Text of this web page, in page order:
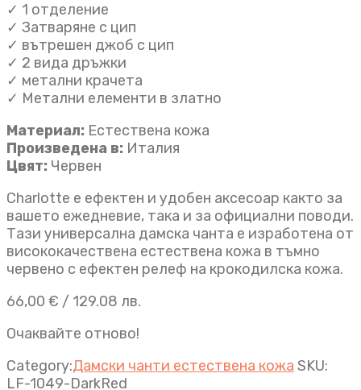
✓ 1 отделениe
✓ Затваряне с цип
✓ вътрешен джоб с цип
✓ 2 вида дръжки
✓ метални крачета
✓ Метални елементи в златно
Материал: Естествена кожа
Произведена в: Италия
Цвят: Червен
Charlotte е ефектен и удобен аксесоар както за
вашето ежедневие, така и за официални поводи.
Тази универсална дамска чанта e изработена от
висококачествена естествена кожа в тъмно
червено с ефектен релеф на крокодилска кожа.
66,00 € / 129.08 лв.
Очаквайте отново!
Category:Дамски чанти естествена кожа SKU:
LF-1049-DarkRed